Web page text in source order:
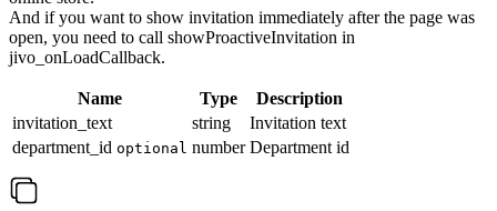
And if you want to show invitation immediately after the page was
open, you need to call showProactiveInvitation in
jivo_onLoadCallback.
Name Type
Description
invitation_text
string
Invitation text
department_id optional number Department id